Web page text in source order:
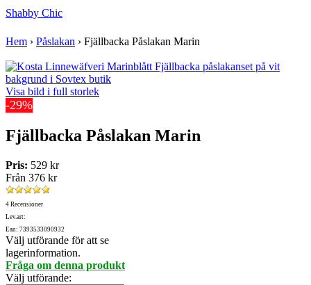
Shabby Chic
Hem › Påslakan › Fjällbacka Påslakan Marin
Visa bild i full storlek
-29%
Fjällbacka Påslakan Marin
Pris: 529 kr
Från 376 kr
4 Recensioner
Lev.art:
Ean: 7393533090932
Välj utförande för att se
lagerinformation.
Fråga om denna produkt
Välj utförande: